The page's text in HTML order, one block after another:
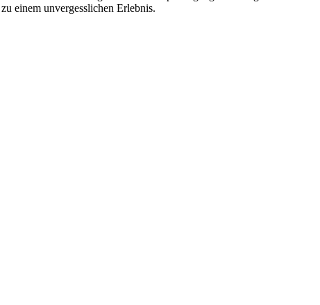
einem unvergesslichen Erlebnis.